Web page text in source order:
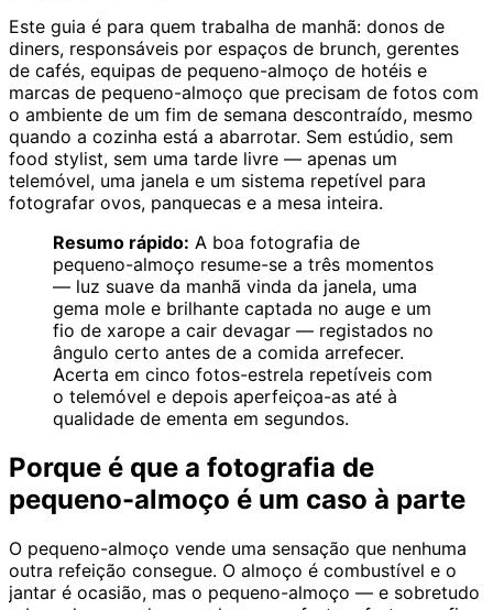
Este guia é para quem trabalha de manhã: donos de
diners, responsáveis por espaços de brunch, gerentes
de cafés, equipas de pequeno-almoço de hotéis e
marcas de pequeno-almoço que precisam de fotos com
o ambiente de um fim de semana descontraído, mesmo
quando a cozinha está a abarrotar. Sem estúdio, sem
food stylist, sem uma tarde livre — apenas um
telemóvel, uma janela e um sistema repetível para
fotografar ovos, panquecas e a mesa inteira.
Resumo rápido: A boa fotografia de
pequeno-almoço resume-se a três momentos
— luz suave da manhã vinda da janela, uma
gema mole e brilhante captada no auge e um
fio de xarope a cair devagar — registados no
ângulo certo antes de a comida arrefecer.
Acerta em cinco fotos-estrela repetíveis com
o telemóvel e depois aperfeiçoa-as até à
qualidade de ementa em segundos.
Porque é que a fotografia de
pequeno-almoço é um caso à parte
O pequeno-almoço vende uma sensação que nenhuma
outra refeição consegue. O almoço é combustível e o
jantar é ocasião, mas o pequeno-almoço — e sobretudo